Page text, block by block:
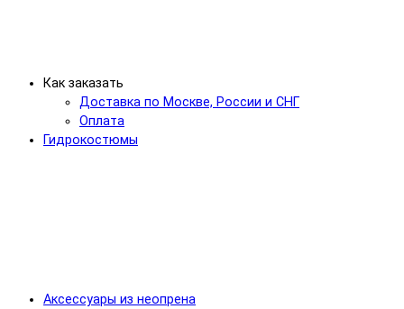
Как заказать
Доставка по Москве, России и СНГ
Оплата
Гидрокостюмы
Аксессуары из неопрена